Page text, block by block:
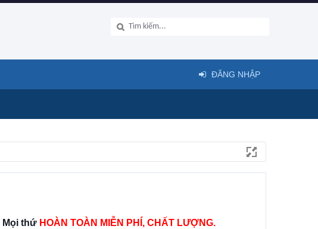
Mọi thứ HOÀN TOÀN MIỄN PHÍ, CHẤT LƯỢNG.
ĐĂNG NHẬP